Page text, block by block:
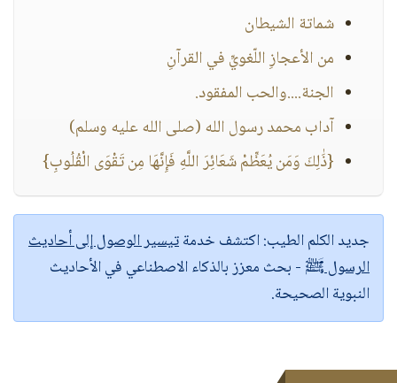
شماتة الشيطان
من الأعجازِ اللّغويِّ في القرآنِ
الجنة....والحب المفقود.
آداب محمد رسول الله (صلى الله عليه وسلم)
{ذَٰلِكَ وَمَن يُعَظِّمْ شَعَائِرَ اللَّهِ فَإِنَّهَا مِن تَقْوَى الْقُلُوبِ}
جديد الكلم الطيب:اكتشف خدمةتيسير الوصول إلى أحاديث
الرسول ﷺ - بحث معزز بالذكاء الاصطناعي في الأحاديث
النبوية الصحيحة.